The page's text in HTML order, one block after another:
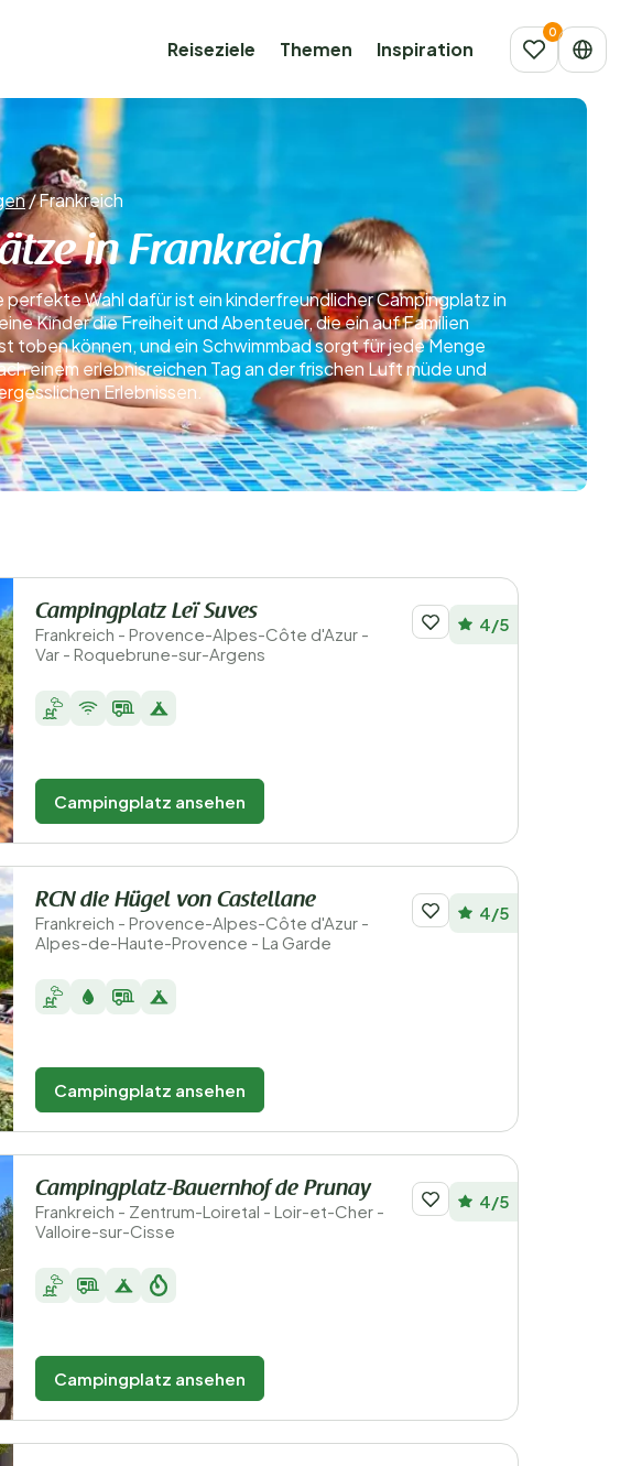
Reiseziele Themen Inspiration
/Frankreich
in Frankreich
Wahl dafür ist ein kinderfreundlicher Campingplatz in
Kinder die Freiheit und Abenteuer, die ein auf Familien
können, und ein Schwimmbad sorgt für jede Menge
einem erlebnisreichen Tag an der frischen Luft müde und
Erlebnissen.
Campingplatz Leï Suves
Frankreich - Provence-Alpes-Côte d'Azur -
Var - Roquebrune-sur-Argens
4/5
Campingplatz ansehen
RCN die Hügel von Castellane
Frankreich - Provence-Alpes-Côte d'Azur -
Alpes-de-Haute-Provence - La Garde
4/5
Campingplatz ansehen
Campingplatz-Bauernhof de Prunay
Frankreich - Zentrum-Loiretal - Loir-et-Cher -
Valloire-sur-Cisse
4/5
Campingplatz ansehen